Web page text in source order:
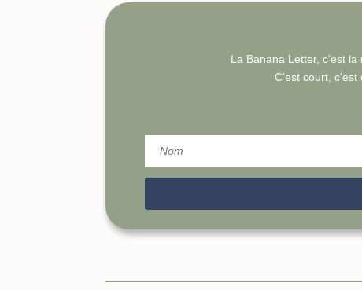
La Banana Letter, c'est
C'est court, c'est